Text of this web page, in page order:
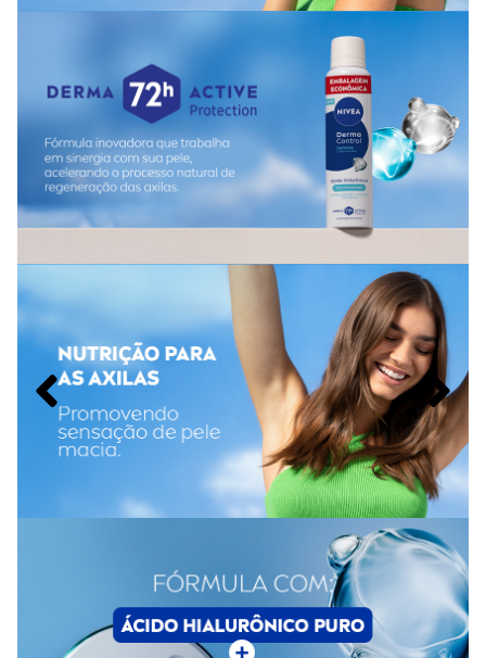
Proteção antitranspirante por até 72 horas
Fórmula com Ácido Hialurônico e Pró-Vitamina B5
Conforto para peles sensíveis e pós-depilação
Evita irritações e coceiras
Dermatologicamente testado
Sem álcool etílico
Modo de uso do
Desodorante Nivea Derma Control
Feminino
Agite bem antes de usar. Aplique o
Desodorante Nivea
Derma Control Feminino 200ml
a uma distância de 15cm
das axilas. Espere secar completamente antes de se vestir.
Advertências ao uso do
Desodorante Nivea Derma
Control Feminino
Usar somente nas axilas.
Não aplicar sobre a pele irritada ou lesionada.
Em caso de irritação, suspender o uso e procurar
Evitar inalação do produto e contato com os olhos.
Produto inflamável: não expor ao calor, chama ou
temperaturas acima de 50°C.
Manter fora do alcance de crianças.